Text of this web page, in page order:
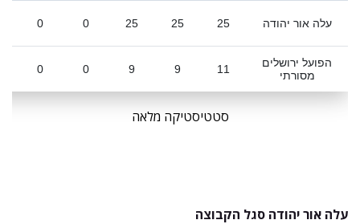
עלה אור יהודה 25
25
25
0
0
הפועל ירושלים
מסורתי
11
9
9
0
0
סטטיסטיקה מלאה
עלה אור יהודה סגל הקבוצה